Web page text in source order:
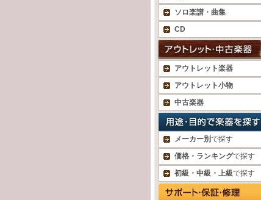
ソロ楽譜・曲集
CD
アウトレット楽器
アウトレット小物
中古楽器
メーカー別で探す
価格・ランキングで探す
初級・中級・上級で探す